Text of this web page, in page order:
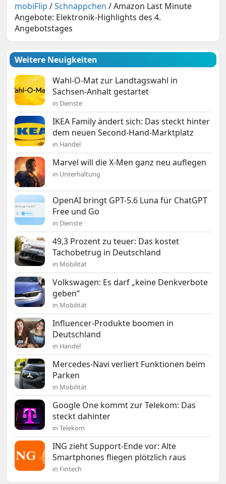
mobiFlip /Schnäppchen /Amazon Last Minute
Angebote: Elektronik-Highlights des 4.
Angebotstages
Weitere Neuigkeiten
Wahl-O-Mat zur Landtagswahl in
Sachsen-Anhalt gestartet
in Dienste
IKEA Family ändert sich: Das steckt hinter
dem neuen Second-Hand-Marktplatz
in Handel
Marvel will die X-Men ganz neu auflegen
in Unterhaltung
OpenAI bringt GPT-5.6 Luna für ChatGPT
Free und Go
in Dienste
49,3 Prozent zu teuer: Das kostet
Tachobetrug in Deutschland
in Mobilität
Volkswagen: Es darf „keine Denkverbote
geben“
in Mobilität
Influencer-Produkte boomen in
Deutschland
in Handel
Mercedes-Navi verliert Funktionen beim
Parken
in Mobilität
Google One kommt zur Telekom: Das
steckt dahinter
in Telekom
ING zieht Support-Ende vor: Alte
Smartphones fliegen plötzlich raus
in Fintech